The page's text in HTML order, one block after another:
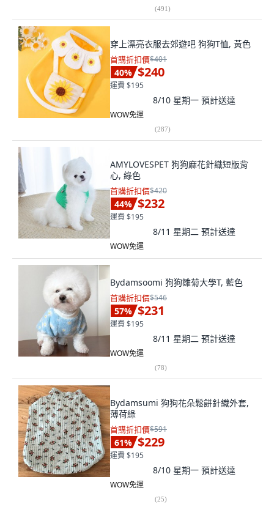
(491)
穿上漂亮衣服去郊遊吧 狗狗T恤, 黃色
首購折扣價$401
40% $240
運費 $195
8/10 星期一 預計送達
WOW免運
(287)
AMYLOVESPET 狗狗麻花針織短版背
心, 綠色
首購折扣價$420
44% $232
運費 $195
8/11 星期二 預計送達
WOW免運
Bydamsoomi 狗狗雛菊大學T, 藍色
首購折扣價$546
57% $231
運費 $195
8/11 星期二 預計送達
WOW免運
(78)
Bydamsumi 狗狗花朵鬆餅針織外套,
薄荷綠
首購折扣價$591
61% $229
運費 $195
8/10 星期一 預計送達
WOW免運
(25)